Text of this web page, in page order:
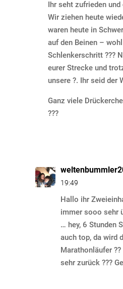
Ihr seht zufrieden
Wir ziehen heute
waren heute in
auf den Beinen –
Schlenkerschritt ???
eurer Strecke und
unsere ?. Ihr seid der
Ganz viele
???
19:49
Hallo ihr
immer sooo sehr
… hey, 6 Stunden
auch top, da wird
Marathonläufer
sehr zurück ???